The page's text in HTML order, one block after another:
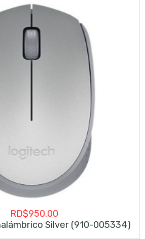
RD$950.00
Silver (910-005334)